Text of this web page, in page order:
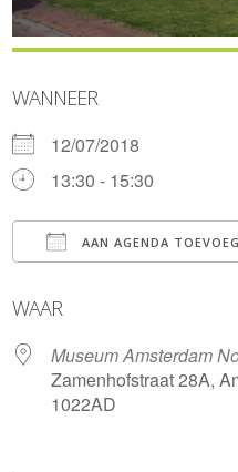
WANNEER
12/07/2018
13:30 - 15:30
AAN AGENDA
WAAR
Museum Amsterdam
Zamenhofstraat 28A,
1022AD